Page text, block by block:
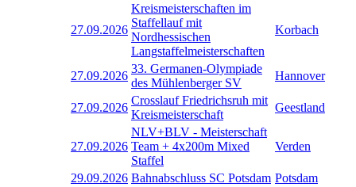
27.09.2026
Kreismeisterschaften im
Staffellauf mit
Nordhessischen
Langstaffelmeisterschaften
Korbach
27.09.2026
33. Germanen-Olympiade
des Mühlenberger SV
Hannover
27.09.2026
Crosslauf Friedrichsruh mit
Kreismeisterschaft
Geestland
27.09.2026
NLV+BLV - Meisterschaft
Team + 4x200m Mixed
Staffel
Verden
29.09.2026 Bahnabschluss SC Potsdam Potsdam